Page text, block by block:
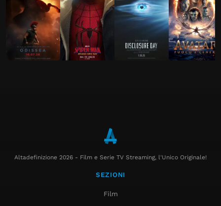
Altadefinizione 2026 - Film e Serie TV Streaming, l'Unico Originale!
SEZIONI
Film